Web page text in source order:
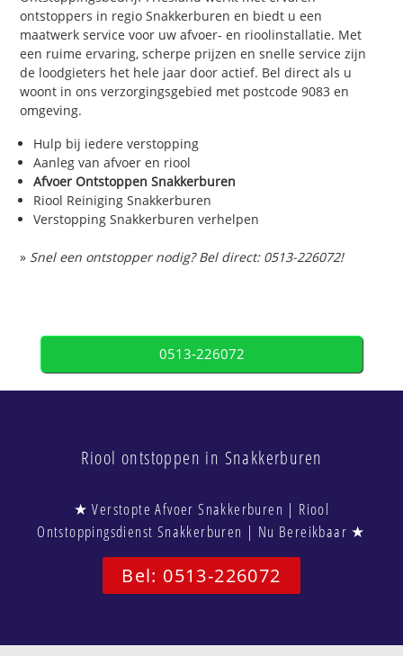
ontstoppers in regio Snakkerburen en biedt u een
maatwerk service voor uw afvoer- en rioolinstallatie. Met
een ruime ervaring, scherpe prijzen en snelle service zijn
de loodgieters het hele jaar door actief. Bel direct als u
woont in ons verzorgingsgebied met postcode 9083 en
omgeving.
Hulp bij iedere verstopping
Aanleg van afvoer en riool
Afvoer Ontstoppen Snakkerburen
Riool Reiniging Snakkerburen
Verstopping Snakkerburen verhelpen
» Snel een ontstopper nodig? Bel direct: 0513-226072!
0513-226072
Riool ontstoppen in Snakkerburen
★ Verstopte Afvoer Snakkerburen | Riool
Ontstoppingsdienst Snakkerburen | Nu Bereikbaar ★
Bel: 0513-226072